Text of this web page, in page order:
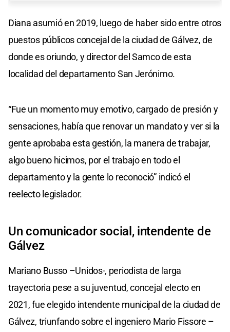
Diana asumió en 2019, luego de haber sido entre otros
puestos públicos concejal de la ciudad de Gálvez, de
donde es oriundo, y director del Samco de esta
localidad del departamento San Jerónimo.
“Fue un momento muy emotivo, cargado de presión y
sensaciones, había que renovar un mandato y ver si la
gente aprobaba esta gestión, la manera de trabajar,
algo bueno hicimos, por el trabajo en todo el
departamento y la gente lo reconoció” indicó el
reelecto legislador.
Un comunicador social, intendente de
Gálvez
Mariano Busso –Unidos-, periodista de larga
trayectoria pese a su juventud, concejal electo en
2021, fue elegido intendente municipal de la ciudad de
Gálvez, triunfando sobre el ingeniero Mario Fissore –